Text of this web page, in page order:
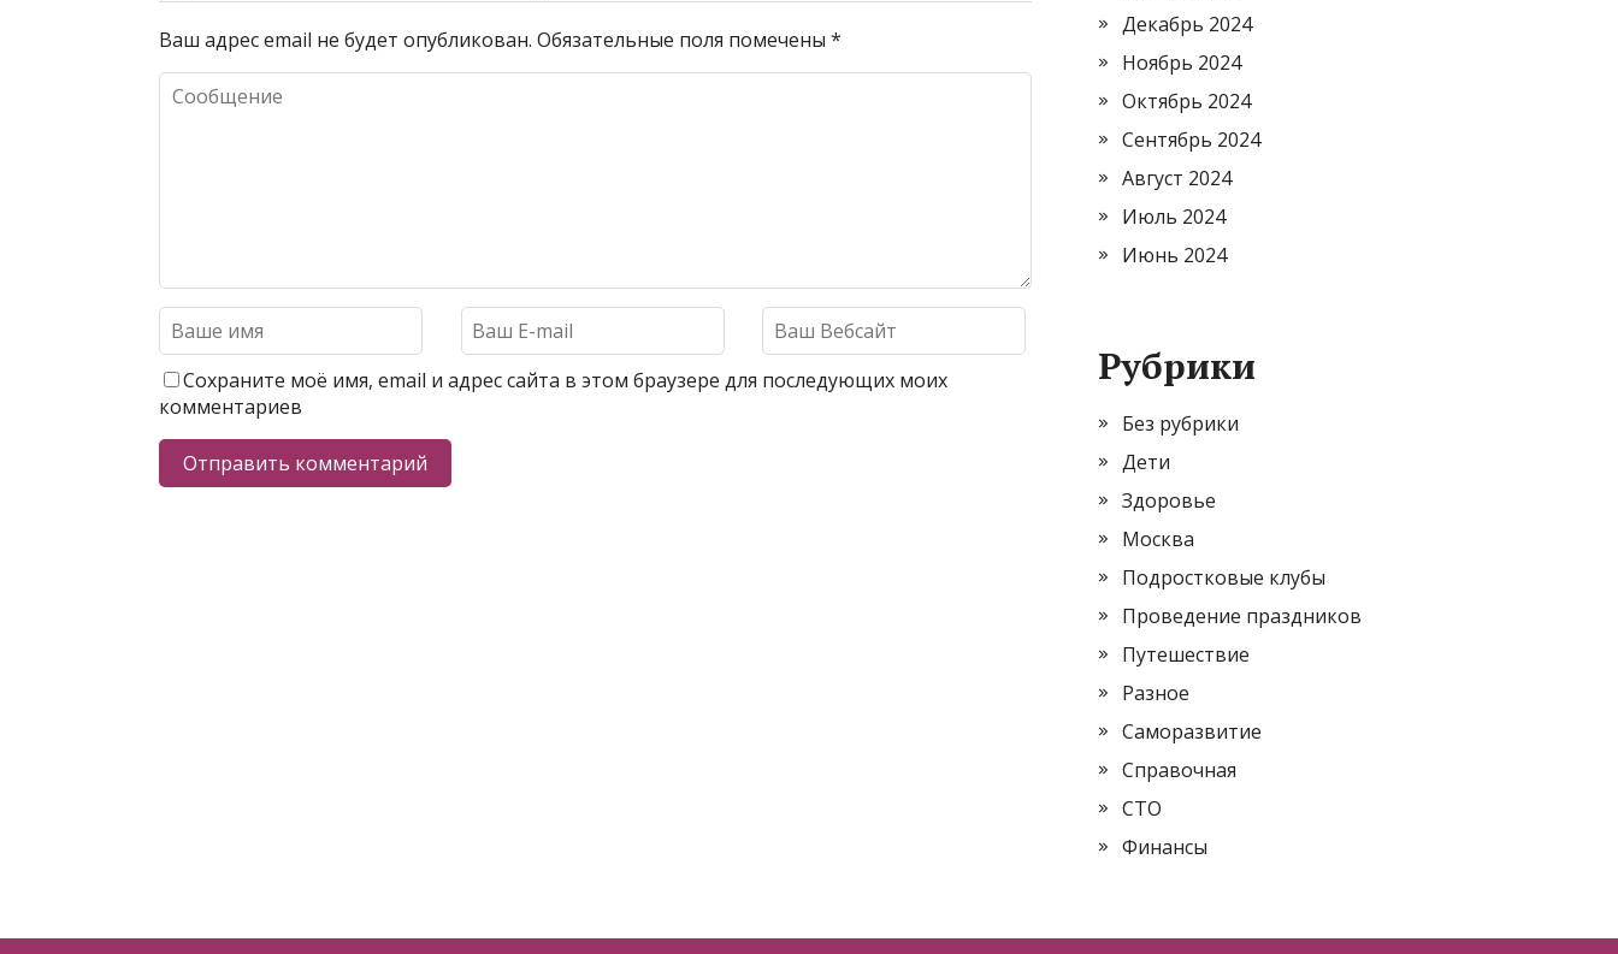
Ваш адрес email не будет опубликован. Обязательные поля помечены *
Сохраните моё имя, email и адрес сайта в этом браузере для последующих моих
комментариев
Декабрь 2024
Ноябрь 2024
Октябрь 2024
Сентябрь 2024
Август 2024
Июль 2024
Июнь 2024
Рубрики
Без рубрики
Дети
Здоровье
Москва
Подростковые клубы
Проведение праздников
Путешествие
Разное
Саморазвитие
Справочная
СТО
Финансы